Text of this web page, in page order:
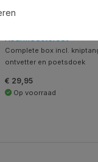
Keurmeesterset
Complete box incl.
ontvetter en poetsdoek
€ 29,95
Op voorraad